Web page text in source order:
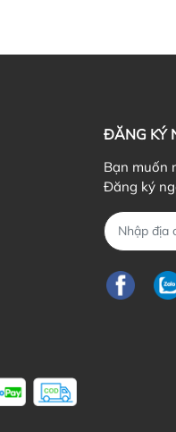
Nên tặng quà giáng sinh gì
Chủ Nhật, 21/03/2021
Không khí giáng sinh đang
cũng nô nức chờ đón và chuẩn...
ĐĂNG KÝ
Bạn muốn
Đăng ký